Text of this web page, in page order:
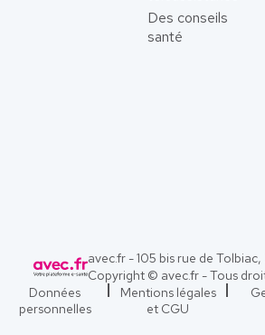
Des conseils
santé
avec.fr - 105 bis rue de Tolbiac,
Copyright © avec.fr - Tous
Données
personnelles
Mentions légales
et CGU